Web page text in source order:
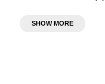
SHOW MORE